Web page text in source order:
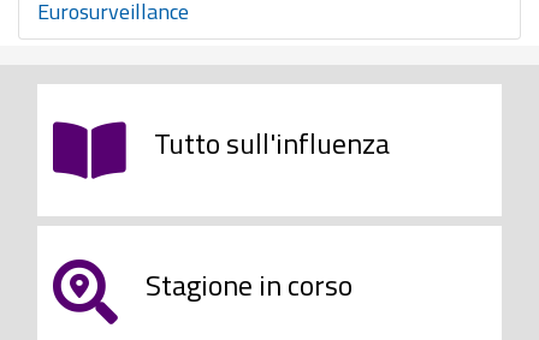
Eurosurveillance
Tutto sull'influenza
Stagione in corso